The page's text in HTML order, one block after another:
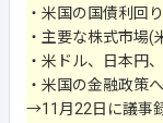
・米国の国債利回
・主要な株式市場(
・米ドル、日本円
・米国の金融政策
→11月22日に議事